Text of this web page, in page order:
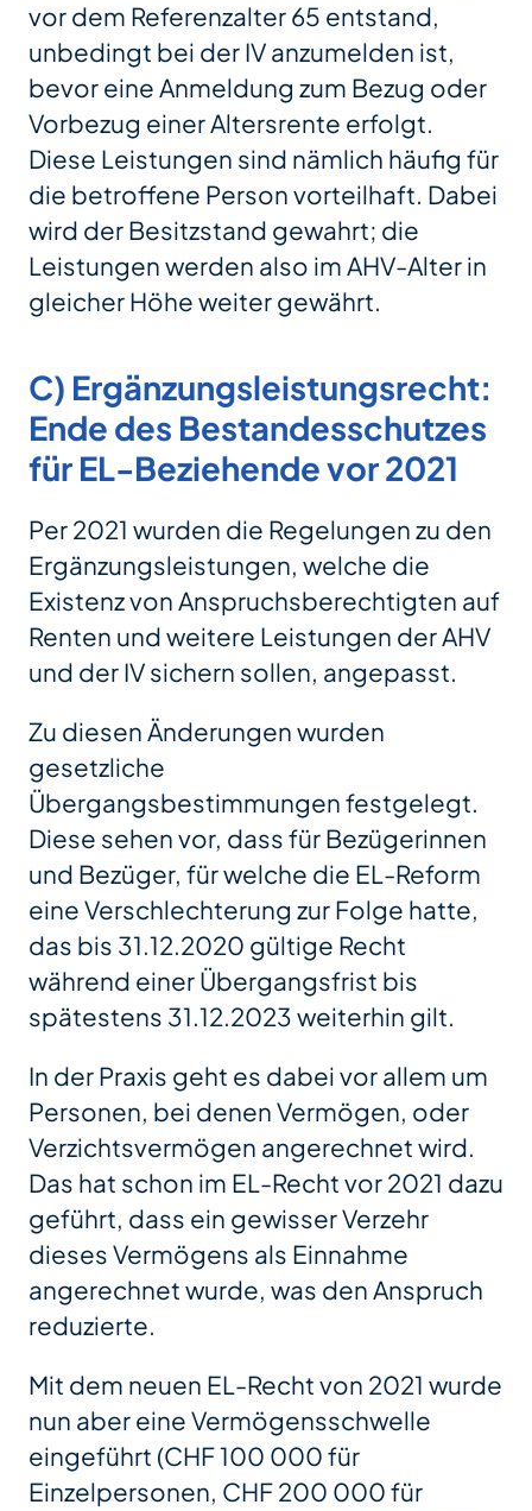
vor dem Referenzalter 65 entstand,
unbedingt bei der IV anzumelden ist,
bevor eine Anmeldung zum Bezug oder
Vorbezug einer Altersrente erfolgt.
Diese Leistungen sind nämlich häufig für
die betroffene Person vorteilhaft. Dabei
wird der Besitzstand gewahrt; die
Leistungen werden also im AHV-Alter in
gleicher Höhe weiter gewährt.
C) Ergänzungsleistungsrecht:
Ende des Bestandesschutzes
für EL-Beziehende vor 2021
Per 2021 wurden die Regelungen zu den
Ergänzungsleistungen, welche die
Existenz von Anspruchsberechtigten auf
Renten und weitere Leistungen der AHV
und der IV sichern sollen, angepasst.
Zu diesen Änderungen wurden
gesetzliche
Übergangsbestimmungen festgelegt.
Diese sehen vor, dass für Bezügerinnen
und Bezüger, für welche die EL-Reform
eine Verschlechterung zur Folge hatte,
das bis 31.12.2020 gültige Recht
während einer Übergangsfrist bis
spätestens 31.12.2023 weiterhin gilt.
In der Praxis geht es dabei vor allem um
Personen, bei denen Vermögen, oder
Verzichtsvermögen angerechnet wird.
Das hat schon im EL-Recht vor 2021 dazu
geführt, dass ein gewisser Verzehr
dieses Vermögens als Einnahme
angerechnet wurde, was den Anspruch
reduzierte.
Mit dem neuen EL-Recht von 2021 wurde
nun aber eine Vermögensschwelle
eingeführt (CHF 100 000 für
Einzelpersonen, CHF 200 000 für